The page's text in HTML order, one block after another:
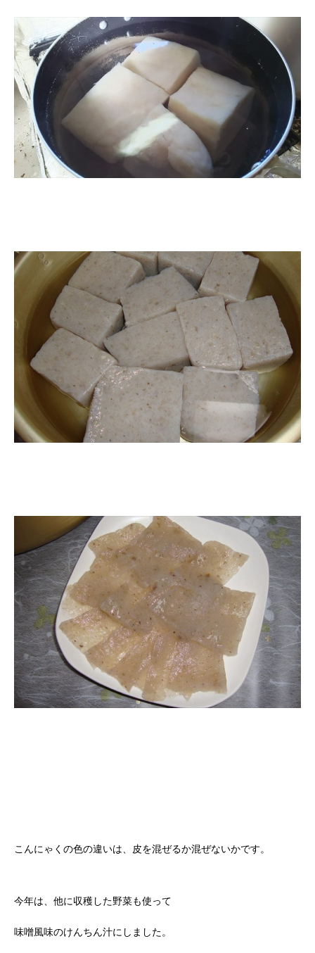
こんにゃくの色の違いは、皮を混ぜるか混ぜないかです。
今年は、他に収穫した野菜も使って
味噌風味のけんちん汁にしました。